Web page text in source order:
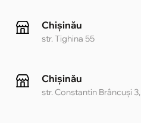
Chișinău
str. Tighina 55
Chișinău
str. Constantin Brâncuși